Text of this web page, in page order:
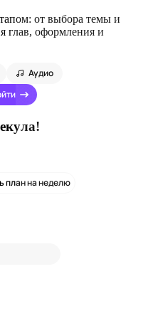
от выбора темы и
глав, оформления и
Аудио
план на неделю